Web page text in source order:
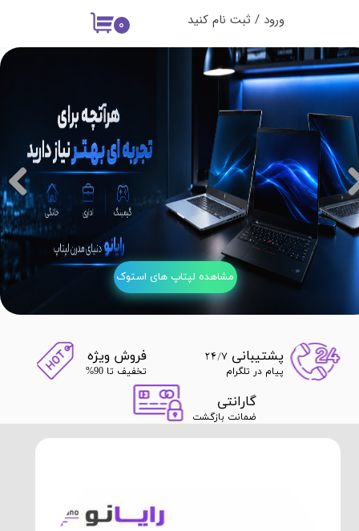
۰ ورود / ثبت نام کنید
​​​فروش ویژه
تخفیف تا 90%
​​​گارانتی
ضمانت بازگشت
​​​پشتیبانی 24/7
پیام در تلگرام
مشاهده لپتاپ های استوک